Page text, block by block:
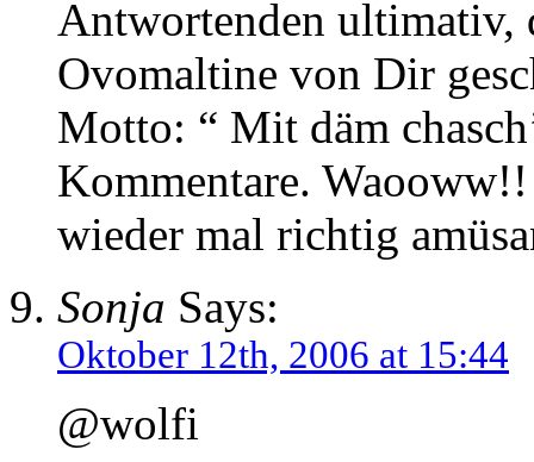
Antwortenden ultimativ,
Ovomaltine von Dir
Motto: “ Mit däm
Kommentare.
wieder mal richtig
Sonja Says:
Oktober 12th, 2006 at 15:44
@wolfi